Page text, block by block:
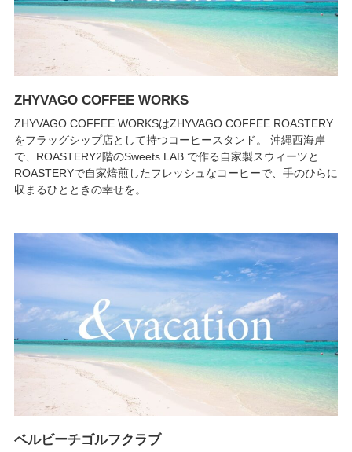
ZHYVAGO COFFEE WORKS
ZHYVAGO COFFEE WORKSはZHYVAGO COFFEE ROASTERY
をフラッグシップ店として持つコーヒースタンド。 沖縄西海岸
で、ROASTERY2階のSweets LAB.で作る自家製スウィーツと
ROASTERYで自家焙煎したフレッシュなコーヒーで、手のひらに
収まるひとときの幸せを。
ベルビーチゴルフクラブ